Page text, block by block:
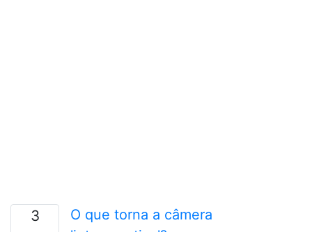
3
O que torna a câmera